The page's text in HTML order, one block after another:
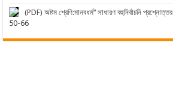
(PDF) অষ্টম শ্রেণি:মানবধর্ম‘‘ সাধারণ বহুনির্বাচনি প্রশ্নোত্তর
50-66